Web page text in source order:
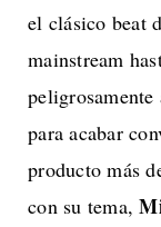
el clásico beat
mainstream
para acabar
producto más
con su tema,